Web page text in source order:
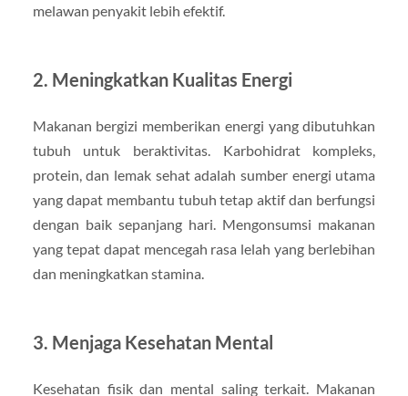
melawan penyakit lebih efektif.
2. Meningkatkan Kualitas Energi
Makanan bergizi memberikan energi yang dibutuhkan
tubuh untuk beraktivitas. Karbohidrat kompleks,
protein, dan lemak sehat adalah sumber energi utama
yang dapat membantu tubuh tetap aktif dan berfungsi
dengan baik sepanjang hari. Mengonsumsi makanan
yang tepat dapat mencegah rasa lelah yang berlebihan
dan meningkatkan stamina.
3. Menjaga Kesehatan Mental
Kesehatan fisik dan mental saling terkait. Makanan